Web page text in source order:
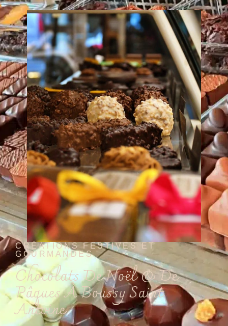
CRÉATIONS FESTIVES ET
GOURMANDES
Chocolats De Noël & De
Pâques À Boussy Saint
Antoine